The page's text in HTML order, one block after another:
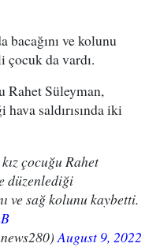
bacağını ve kolunu
çocuk da vardı.
Rahet Süleyman,
saldırısında iki
çocuğu Rahet
düzenlediği
ve sağ kolunu kaybetti.
August 9, 2022